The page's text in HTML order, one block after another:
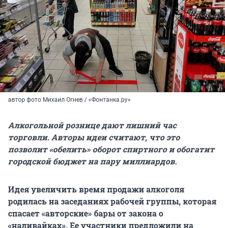
автор фото Михаил Огнев / «Фонтанка.ру»
Алкогольной рознице дают лишний час
торговли. Авторы идеи считают, что это
позволит «обелить» оборот спиртного и обогатит
городской бюджет на пару миллиардов.
Идея увеличить время продажи алкоголя
родилась на заседаниях рабочей группы, которая
спасает «авторские» бары от закона о
«наливайках».Ее участники предложили на